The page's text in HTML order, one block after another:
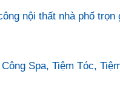
nội thất nhà phố trọn
Spa, Tiệm Tóc,